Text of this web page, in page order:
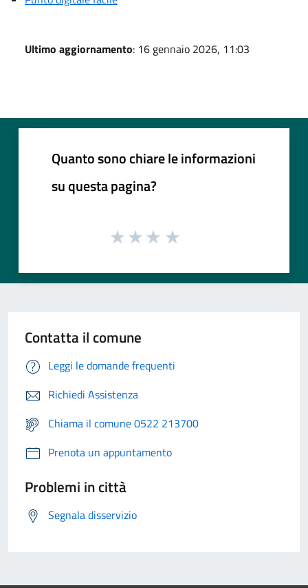
Ultimo aggiornamento: 16 gennaio 2026, 11:03
Quanto sono chiare le informazioni
su questa pagina?
Contatta il comune
Leggi le domande frequenti
Richiedi Assistenza
Chiama il comune 0522 213700
Prenota un appuntamento
Problemi in città
Segnala disservizio